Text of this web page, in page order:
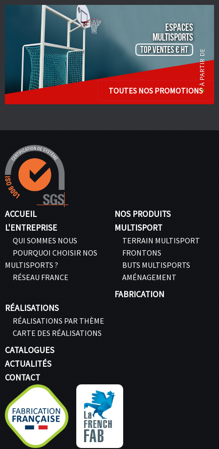
ESPACES
Multisports
TOP VENTES € HT
TOUTES NOS PROMOTIONS
ACCUEIL
L'ENTREPRISE
QUI SOMMES NOUS
POURQUOI CHOISIR NOS
MULTISPORTS ?
RÉSEAU FRANCE
NOS PRODUITS
MULTISPORT
TERRAIN MULTISPORT
FRONTONS
BUTS MULTISPORTS
AMÉNAGEMENT
FABRICATION
RÉALISATIONS
RÉALISATIONS PAR THÈME
CARTE DES RÉALISATIONS
CATALOGUES
ACTUALITÉS
CONTACT